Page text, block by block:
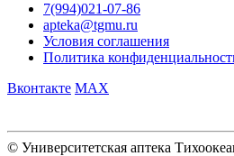
7(994)021-07-86
apteka@tgmu.ru
Условия соглашения
Политика
Вконтакте MAX
© Университетская аптека